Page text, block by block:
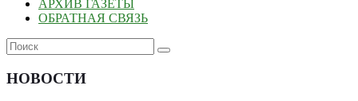
АРХИВ ГАЗЕТЫ
ОБРАТНАЯ СВЯЗЬ
НОВОСТИ